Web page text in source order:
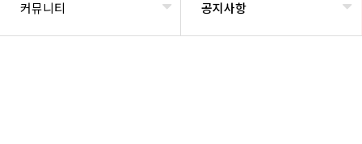
커뮤니티 공지사항